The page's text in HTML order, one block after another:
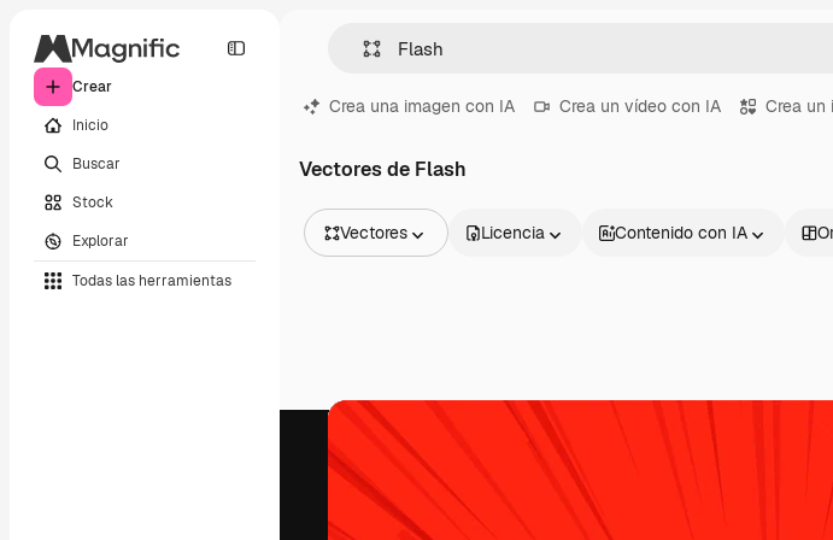
Crear
Inicio
Buscar
Stock
Explorar
Todas las herramientas
Crea una imagen con IA Crea un vídeo con IA Crea un
Vectores de Flash
Vectores
Vídeos
Clips de vídeo
Motion graphics
Plantillas de vídeos
Iconos
Modelos 3D
Fuentes
Licencia Contenido con IA